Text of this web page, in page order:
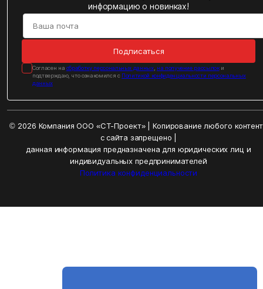
информацию о новинках!
Подписаться
Cогласен на обработку персональных данных, на получение рассылоки
подтверждаю, что ознакомился с Политикой конфиденциальности персональных
данных
© 2026 Компания ООО «СТ-Проект» | Копирование любого
с сайта запрещено |
данная информация предназначена для юридических лиц и
индивидуальных предпринимателей
Политика конфиденциальности